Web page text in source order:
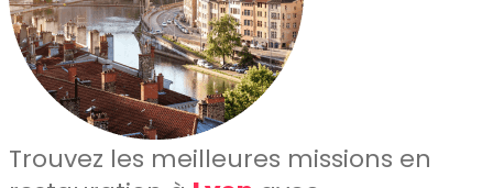
Trouvez les meilleures missions en